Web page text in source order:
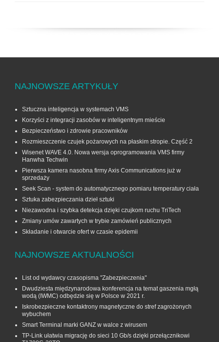
NAJNOWSZE ARTYKUŁY
Sztuczna inteligencja w systemach VMS
Korzyści z integracji zasobów w inteligentnym mieście
Bezpieczeństwo i zdrowie pracowników
Rozmieszczenie czujek pożarowych na płaskim stropie. Część 2
Wisenet WAVE 4.0. Nowa wersja oprogramowania VMS firmy
Hanwha Techwin
Pierwsza kamera nasobna firmy Axis Communications już w
sprzedaży
Seek Scan - system do automatycznego pomiaru temperatury ciała
Sztuka zabezpieczania dzieł sztuki
Niezawodna i szybka detekcja dzięki czujkom ruchu TriTech
Zmiany umów zawartych w trybie zamówień publicznych
Składanie i otwarcie ofert w czasie epidemii
NAJNOWSZE AKTUALNOŚCI
List od wydawcy czasopisma "Zabezpieczenia"
Dwudziesta międzynarodowa konferencja na temat gaszenia mgłą
wodą (IWMC) odbędzie się w Polsce w 2021 r.
Iskrobezpieczne kontaktrony magnetyczne do stref zagrożonych
wybuchem
Smart Terminal marki GANZ w walce z wirusem
TP-Link ułatwia migrację do sieci 10 Gb/s dzięki przełącznikowi